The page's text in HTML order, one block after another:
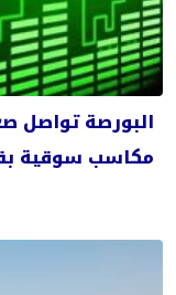
البورصة تواصل
مكاسب سوقية بقيمة 26